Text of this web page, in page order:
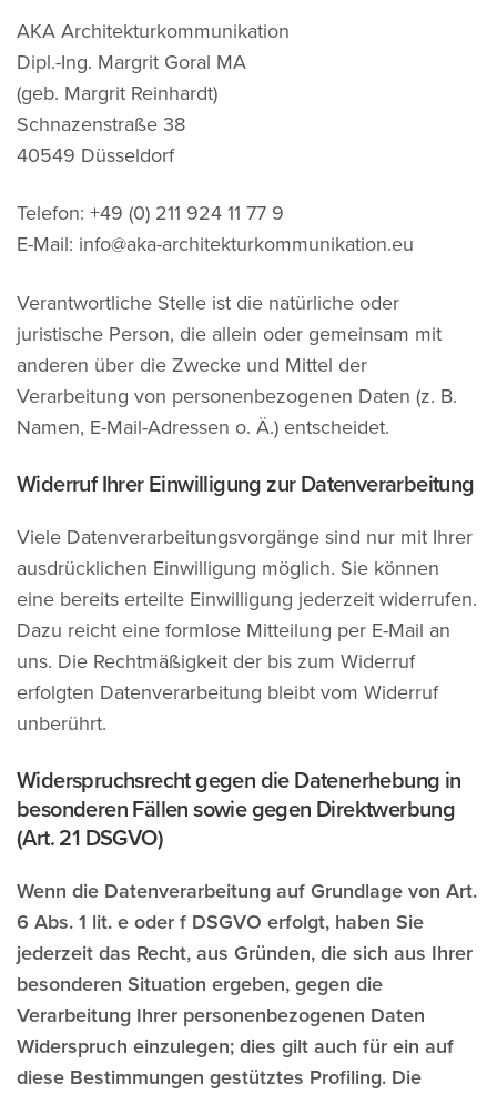
AKA Architekturkommunikation
Dipl.-Ing. Margrit Goral MA
(geb. Margrit Reinhardt)
Schnazenstraße 38
40549 Düsseldorf
Telefon: +49 (0) 211 924 11 77 9
E-Mail: info@aka-architekturkommunikation.eu
Verantwortliche Stelle ist die natürliche oder
juristische Person, die allein oder gemeinsam mit
anderen über die Zwecke und Mittel der
Verarbeitung von personenbezogenen Daten (z. B.
Namen, E-Mail-Adressen o. Ä.) entscheidet.
Widerruf Ihrer Einwilligung zur Datenverarbeitung
Viele Datenverarbeitungsvorgänge sind nur mit Ihrer
ausdrücklichen Einwilligung möglich. Sie können
eine bereits erteilte Einwilligung jederzeit widerrufen.
Dazu reicht eine formlose Mitteilung per E-Mail an
uns. Die Rechtmäßigkeit der bis zum Widerruf
erfolgten Datenverarbeitung bleibt vom Widerruf
unberührt.
Widerspruchsrecht gegen die Datenerhebung in
besonderen Fällen sowie gegen Direktwerbung
(Art. 21 DSGVO)
Wenn die Datenverarbeitung auf Grundlage von Art.
6 Abs. 1 lit. e oder f DSGVO erfolgt, haben Sie
jederzeit das Recht, aus Gründen, die sich aus Ihrer
besonderen Situation ergeben, gegen die
Verarbeitung Ihrer personenbezogenen Daten
Widerspruch einzulegen; dies gilt auch für ein auf
diese Bestimmungen gestütztes Profiling. Die